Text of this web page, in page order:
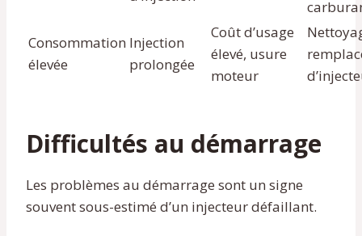
Consommation
élevée
Injection
prolongée
Coût d’usage
élevé, usure
moteur
Difficultés au démarrage
Les problèmes au démarrage sont un signe
souvent sous-estimé d’un injecteur défaillant.